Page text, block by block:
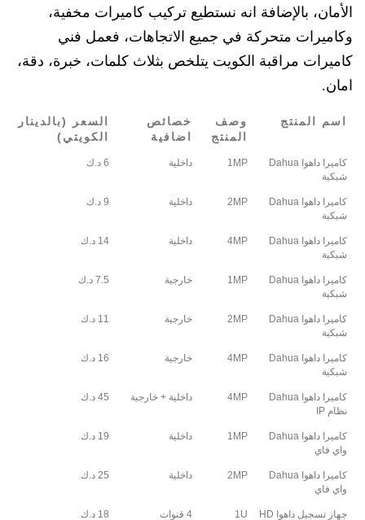
الأمان، بالإضافة انه نستطيع تركيب كاميرات مخفية،
وكاميرات متحركة في جميع الاتجاهات، فعمل فني
كاميرات مراقبة الكويت يتلخص بثلاث كلمات، خبرة، دقة،
امان.
اسم المنتج
وصف
المنتج
خصائص
اضافية
السعر (بالدينار
الكويتي)
كاميرا داهوا Dahua
شبكية
1MP داخلية 6 د.ك
كاميرا داهوا Dahua
شبكية
2MP داخلية 9 د.ك
كاميرا داهوا Dahua
شبكية
4MP داخلية 14 د.ك
كاميرا داهوا Dahua
شبكية
1MP خارجية 7.5 د.ك
كاميرا داهوا Dahua
شبكية
2MP خارجية 11 د.ك
كاميرا داهوا Dahua
شبكية
4MP خارجية 16 د.ك
كاميرا داهوا Dahua
نظام IP
4MP داخلية + خارجية 45 د.ك
كاميرا داهوا Dahua
واي فاي
1MP داخلية 19 د.ك
كاميرا داهوا Dahua
واي فاي
2MP داخلية 25 د.ك
جهاز تسجيل داهوا HD 1U 4 قنوات 18 د.ك